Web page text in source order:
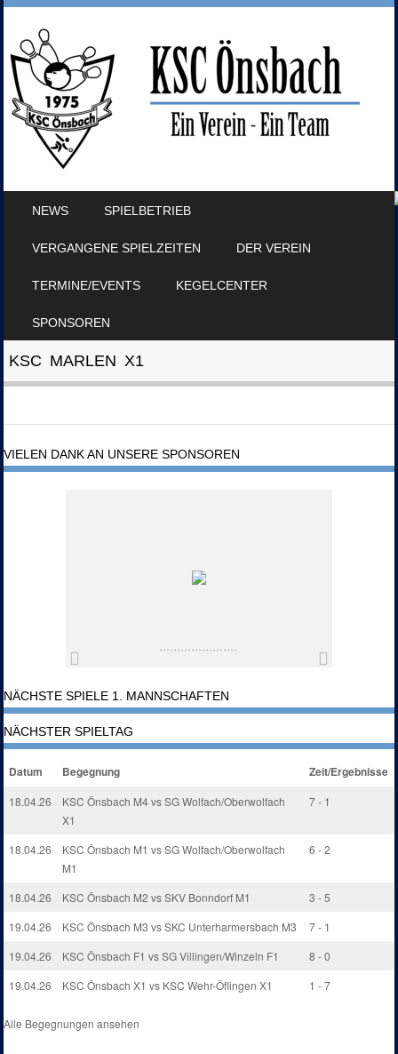
NEWS SPIELBETRIEB
VERGANGENE SPIELZEITEN DER VEREIN
TERMINE/EVENTS KEGELCENTER
SPONSOREN
KSC MARLEN X1
VIELEN DANK AN UNSERE SPONSOREN
NÄCHSTE SPIELE 1. MANNSCHAFTEN
NÄCHSTER SPIELTAG
Datum Begegnung Zeit/Ergebnisse
18.04.26
KSC Önsbach M4 vs SG Wolfach/Oberwolfach
X1
7 - 1
18.04.26
KSC Önsbach M1 vs SG Wolfach/Oberwolfach
M1
6 - 2
18.04.26 KSC Önsbach M2 vs SKV Bonndorf M1
3 - 5
19.04.26
KSC Önsbach M3 vs SKC Unterharmersbach M3
7 - 1
19.04.26
KSC Önsbach F1 vs SG Villingen/Winzeln F1
8 - 0
19.04.26
KSC Önsbach X1 vs KSC Wehr-Öflingen X1 1 - 7
Alle Begegnungen ansehen